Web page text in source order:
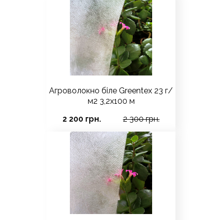
Агроволокно біле Greentex 23 г/
м2 3,2x100 м
2 200 грн.
2 300 грн.